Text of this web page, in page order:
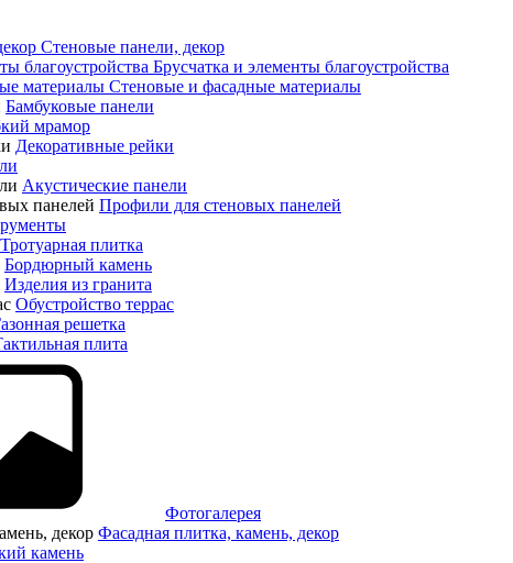
Стеновые панели, декор
Брусчатка и элементы благоустройства
Стеновые и фасадные материалы
Бамбуковые панели
мрамор
Декоративные рейки
Акустические панели
Профили для стеновых панелей
Тротуарная плитка
Бордюрный камень
Изделия из гранита
Обустройство террас
решетка
плита
Фотогалерея
Фасадная плитка, камень, декор
камень